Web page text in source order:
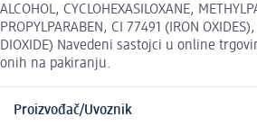
ALCOHOL, CYCLOHEXASILOXANE,
PROPYLPARABEN, CI 77491 (IRON
DIOXIDE) Navedeni sastojci u online
onih na pakiranju.
Proizvođač/Uvoznik